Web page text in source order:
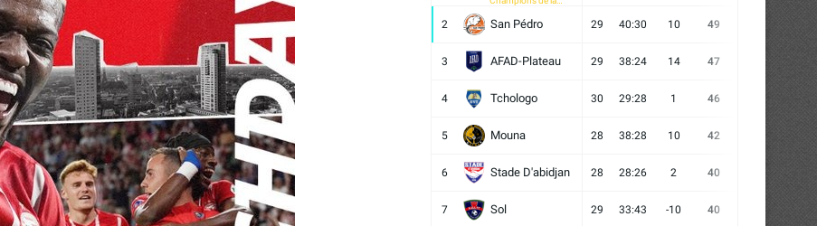
2 San Pédro 29 40:30 10 49 10
3 AFAD-Plateau 29 38:24 14 47
4 Tchologo 30 29:28 1 46
5 Mouna 28 38:28 10 42
6 Stade D'abidjan 28 28:26 2 40
7 Sol 29 33:43 -10 40 13